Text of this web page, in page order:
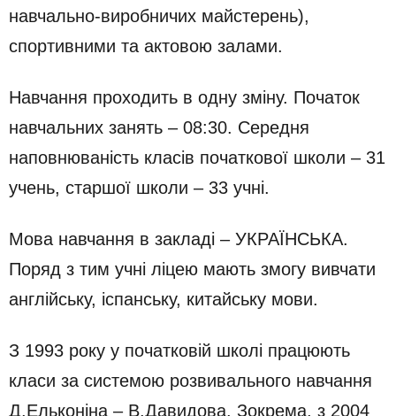
навчально-виробничих майстерень),
спортивними та актовою залами.
Навчання проходить в одну зміну. Початок
навчальних занять – 08:30. Середня
наповнюваність класів початкової школи – 31
учень, старшої школи – 33 учні.
Мова навчання в закладі – УКРАЇНСЬКА.
Поряд з тим учні ліцею мають змогу вивчати
англійську, іспанську, китайську мови.
З 1993 року у початковій школі працюють
класи за системою розвивального навчання
Д.Ельконіна – В.Давидова. Зокрема, з 2004